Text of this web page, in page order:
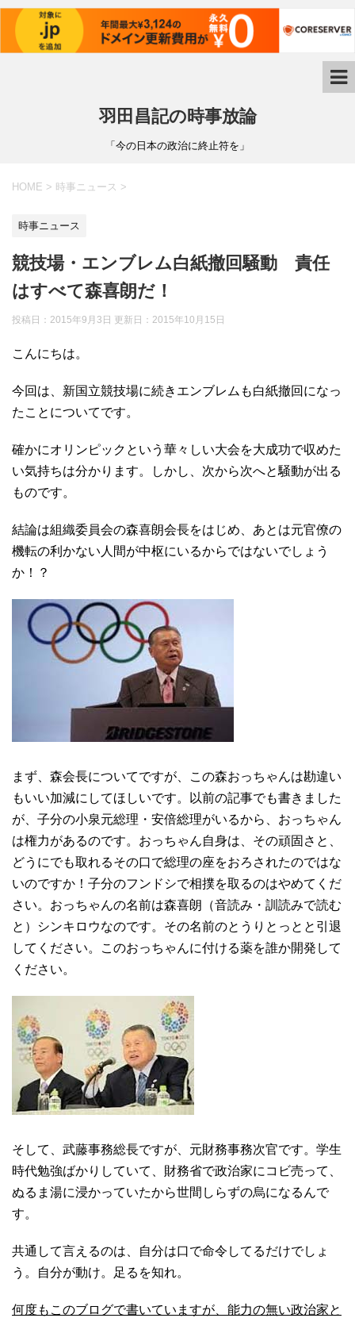
羽田昌記の時事放論
「今の日本の政治に終止符を」
HOME > 時事ニュース >
時事ニュース
競技場・エンブレム白紙撤回騒動 責任
はすべて森喜朗だ！
投稿日：2015年9月3日 更新日： 2015年10月15日
こんにちは。
今回は、新国立競技場に続きエンブレムも白紙撤回になっ
たことについてです。
確かにオリンピックという華々しい大会を大成功で収めた
い気持ちは分かります。しかし、次から次へと騒動が出る
ものです。
結論は組織委員会の森喜朗会長をはじめ、あとは元官僚の
機転の利かない人間が中枢にいるからではないでしょう
か！？
まず、森会長についてですが、この森おっちゃんは勘違い
もいい加減にしてほしいです。以前の記事でも書きました
が、子分の小泉元総理・安倍総理がいるから、おっちゃん
は権力があるのです。おっちゃん自身は、その頑固さと、
どうにでも取れるその口で総理の座をおろされたのではな
いのですか！子分のフンドシで相撲を取るのはやめてくだ
さい。おっちゃんの名前は森喜朗（音読み・訓読みで読む
と）シンキロウなのです。その名前のとうりとっとと引退
してください。このおっちゃんに付ける薬を誰か開発して
ください。
そして、武藤事務総長ですが、元財務事務次官です。学生
時代勉強ばかりしていて、財務省で政治家にコビ売って、
ぬるま湯に浸かっていたから世間しらずの烏になるんで
す。
共通して言えるのは、自分は口で命令してるだけでしょ
う。自分が動け。足るを知れ。
何度もこのブログで書いていますが、能力の無い政治家と